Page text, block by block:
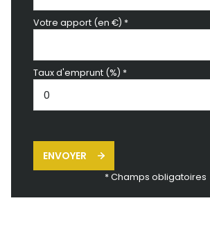
Votre apport (en €) *
Taux d'emprunt (%) *
ENVOYER
* Champs obligatoires